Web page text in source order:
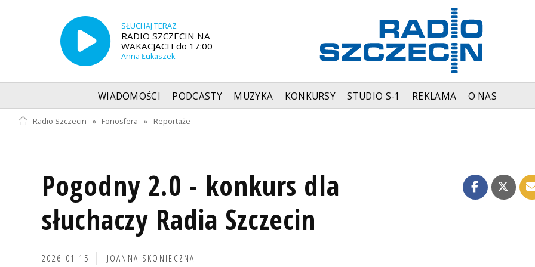
SŁUCHAJ TERAZ
RADIO SZCZECIN NA
WAKACJACH do 17:00
Anna Łukaszek
WIADOMOŚCI PODCASTY MUZYKA KONKURSY STUDIO S-1 REKLAMA O NAS
Radio Szczecin » Fonosfera » Reportaże
Pogodny 2.0 - konkurs dla
słuchaczy Radia Szczecin
2026-01-15 JOANNA SKONIECZNA